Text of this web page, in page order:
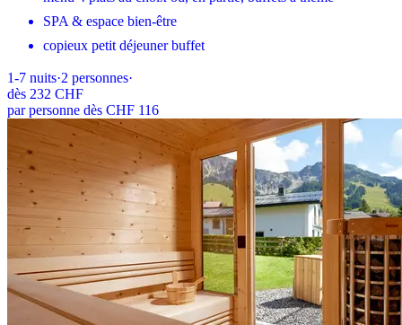
SPA & espace bien-être
copieux petit déjeuner buffet
1-7 nuits·2 personnes·
dès 232 CHF
par personne dès CHF 116